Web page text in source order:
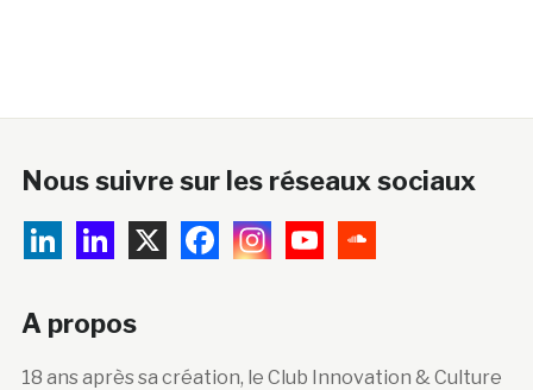
Nous suivre sur les réseaux sociaux
A propos
18 ans après sa création, le Club Innovation & Culture